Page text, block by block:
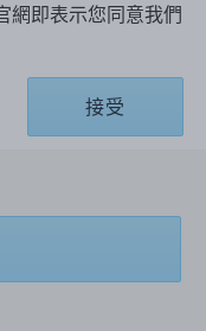
網即表示您同意我們
接受